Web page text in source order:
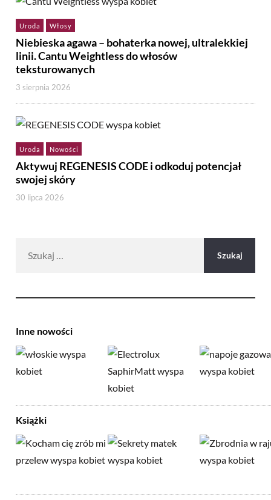
Uroda Włosy
Niebieska agawa – bohaterka nowej, ultralekkiej
linii. Cantu Weightless do włosów
teksturowanych
3 sierpnia 2026
Uroda Nowości
Aktywuj REGENESIS CODE i odkoduj potencjał
swojej skóry
30 lipca 2026
Inne nowości
Książki